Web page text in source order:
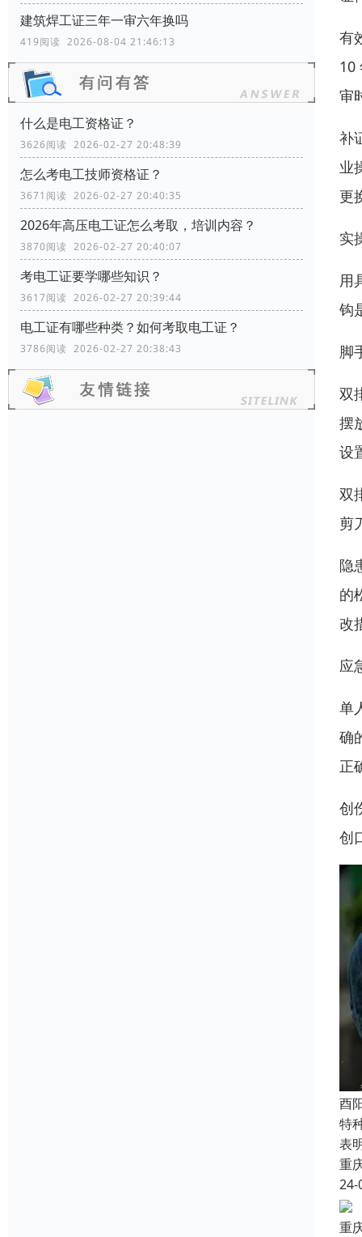
建筑焊工证三年一审六年换吗
419阅读 2026-08-04 21:46:13
什么是电工资格证？
3626阅读 2026-02-27 20:48:39
怎么考电工技师资格证？
3671阅读 2026-02-27 20:40:35
2026年高压电工证怎么考取，培训内容？
3870阅读 2026-02-27 20:40:07
考电工证要学哪些知识？
3617阅读 2026-02-27 20:39:44
电工证有哪些种类？如何考取电工证？
3786阅读 2026-02-27 20:38:43
有
10
审
补
业
更
实
用
钩
脚
双
摆
设
双
剪
隐
的
改
应
单
确
正
创
创
酉
特
表
重
24-
重